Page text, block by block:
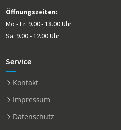
Öffnungszeiten:
Mo - Fr. 9.00 - 18.00 Uhr
Sa. 9.00 - 12.00 Uhr
Service
Kontakt
Impressum
Datenschutz